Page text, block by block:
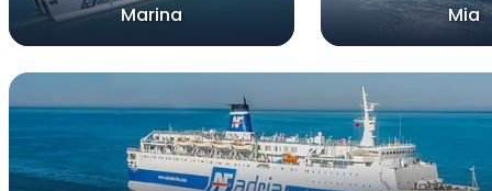
Marina Mia